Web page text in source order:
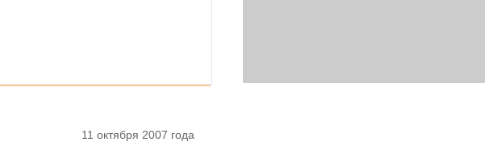
11 октября 2007 года